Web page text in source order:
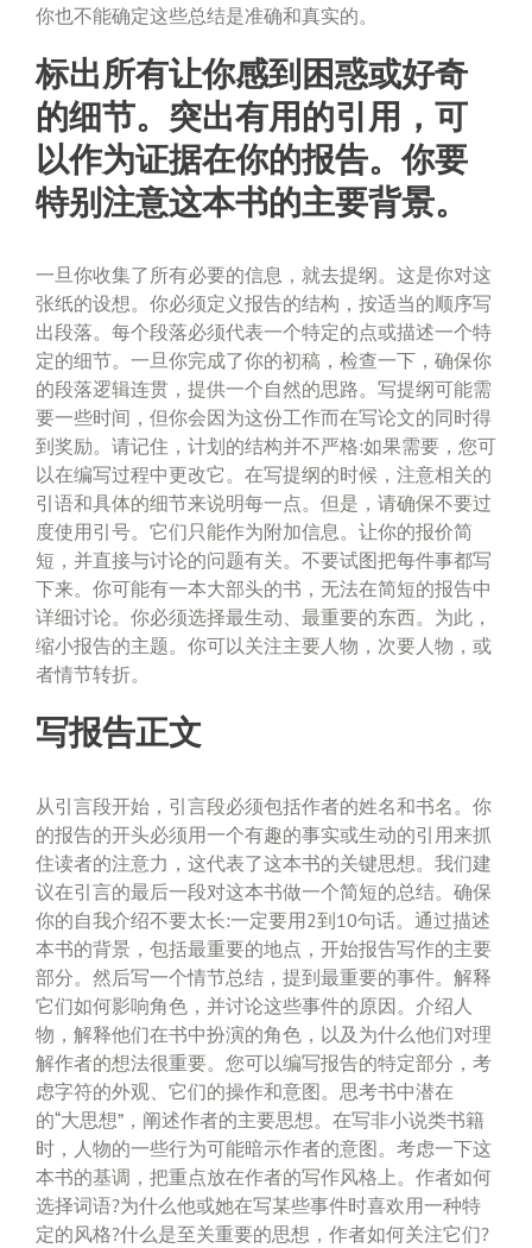
你也不能确定这些总结是准确和真实的。
标出所有让你感到困惑或好奇
的细节。突出有用的引用，可
以作为证据在你的报告。你要
特别注意这本书的主要背景。
一旦你收集了所有必要的信息，就去提纲。这是你对这
张纸的设想。你必须定义报告的结构，按适当的顺序写
出段落。每个段落必须代表一个特定的点或描述一个特
定的细节。一旦你完成了你的初稿，检查一下，确保你
的段落逻辑连贯，提供一个自然的思路。写提纲可能需
要一些时间，但你会因为这份工作而在写论文的同时得
到奖励。请记住，计划的结构并不严格:如果需要，您可
以在编写过程中更改它。在写提纲的时候，注意相关的
引语和具体的细节来说明每一点。但是，请确保不要过
度使用引号。它们只能作为附加信息。让你的报价简
短，并直接与讨论的问题有关。不要试图把每件事都写
下来。你可能有一本大部头的书，无法在简短的报告中
详细讨论。你必须选择最生动、最重要的东西。为此，
缩小报告的主题。你可以关注主要人物，次要人物，或
者情节转折。
写报告正文
从引言段开始，引言段必须包括作者的姓名和书名。你
的报告的开头必须用一个有趣的事实或生动的引用来抓
住读者的注意力，这代表了这本书的关键思想。我们建
议在引言的最后一段对这本书做一个简短的总结。确保
你的自我介绍不要太长:一定要用2到10句话。通过描述
本书的背景，包括最重要的地点，开始报告写作的主要
部分。然后写一个情节总结，提到最重要的事件。解释
它们如何影响角色，并讨论这些事件的原因。介绍人
物，解释他们在书中扮演的角色，以及为什么他们对理
解作者的想法很重要。您可以编写报告的特定部分，考
虑字符的外观、它们的操作和意图。思考书中潜在
的“大思想”，阐述作者的主要思想。在写非小说类书籍
时，人物的一些行为可能暗示作者的意图。考虑一下这
本书的基调，把重点放在作者的写作风格上。作者如何
选择词语?为什么他或她在写某些事件时喜欢用一种特
定的风格?什么是至关重要的思想，作者如何关注它们?